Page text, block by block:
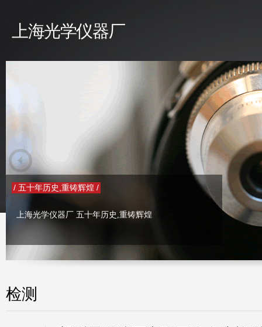
上海光学仪器厂
/ 五十年历史,重铸辉煌 /
上海光学仪器厂 五十年历史,重铸辉煌
检测